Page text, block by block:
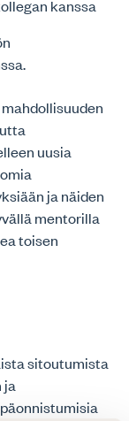
kanssa
uusia
ja näiden
mentorilla
toisen
sitoutumista
ja